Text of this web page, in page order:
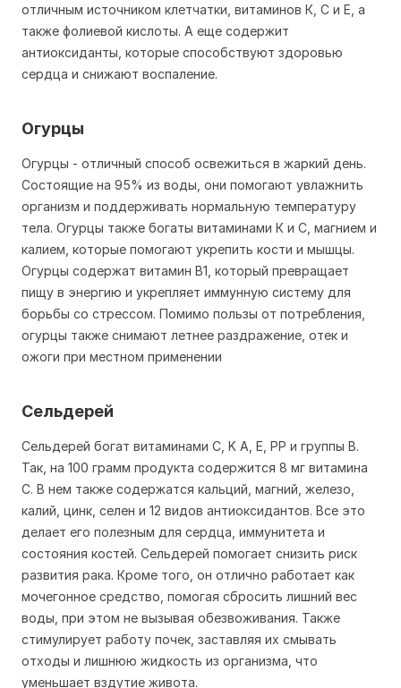
отличным источником клетчатки, витаминов К, С и Е, а
также фолиевой кислоты. А еще содержит
антиоксиданты, которые способствуют здоровью
сердца и снижают воспаление.
Огурцы
Огурцы - отличный способ освежиться в жаркий день.
Состоящие на 95% из воды, они помогают увлажнить
организм и поддерживать нормальную температуру
тела. Огурцы также богаты витаминами К и С, магнием и
калием, которые помогают укрепить кости и мышцы.
Огурцы содержат витамин B1, который превращает
пищу в энергию и укрепляет иммунную систему для
борьбы со стрессом. Помимо пользы от потребления,
огурцы также снимают летнее раздражение, отек и
ожоги при местном применении
Сельдерей
Сельдерей богат витаминами С, K A, E, РР и группы В.
Так, на 100 грамм продукта содержится 8 мг витамина
С. В нем также содержатся кальций, магний, железо,
калий, цинк, селен и 12 видов антиоксидантов. Все это
делает его полезным для сердца, иммунитета и
состояния костей. Сельдерей помогает снизить риск
развития рака. Кроме того, он отлично работает как
мочегонное средство, помогая сбросить лишний вес
воды, при этом не вызывая обезвоживания. Также
стимулирует работу почек, заставляя их смывать
отходы и лишнюю жидкость из организма, что
уменьшает вздутие живота.